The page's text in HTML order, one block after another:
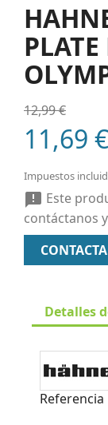
12,99 €
11,69 €
Impuestos
 Este
contáctanos
Detalles
Referencia